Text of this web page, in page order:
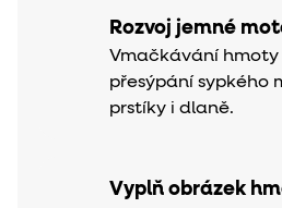
Rozvoj jemné
Vmačkávání
přesýpání sypkého
prstíky i dlaně.
Vyplň obrázek